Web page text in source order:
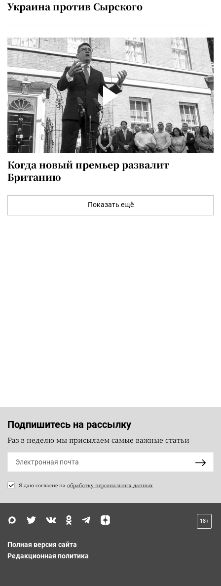
Украина против Сырского
Когда новый премьер развалит
Британию
Показать ещё
Подпишитесь на рассылку
Раз в неделю мы присылаем самые важные статьи
Я даю согласие на обработку персональных данных
18+
Полная версия сайта
Редакционная политика